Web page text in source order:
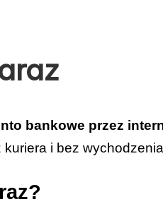
bankowe przez
i bez